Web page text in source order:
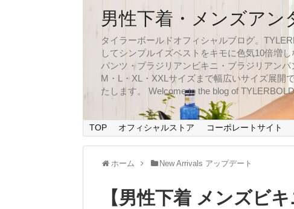
男性下着・メンズアン
タイラーボールドオフィシャルブログ。
してシンプルイズベストをキモに色気10倍増
パンツ・ブラジリアンビキニ・ブラジリアン
M・L・XL・XXLサイズまで幅広いサイズ展開
たします。 Welcome to the blog of
TOP オフィシャルストア コーポレートサイト
ホーム New Arrivals アップデート
【男性下着 メンズビ